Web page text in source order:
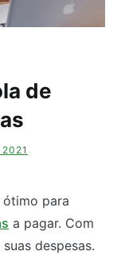
de
ótimo para
a pagar. Com
despesas.